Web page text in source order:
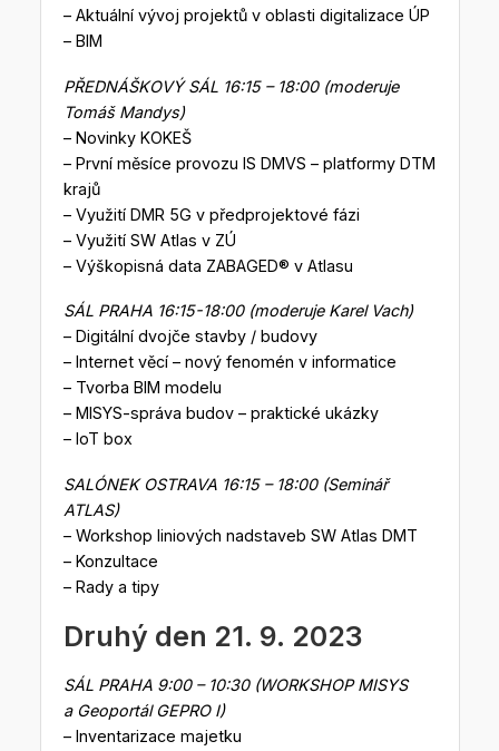
– Aktuální vývoj projektů v oblasti digitalizace ÚP
– BIM
PŘEDNÁŠKOVÝ SÁL 16:15 – 18:00 (moderuje
Tomáš Mandys)
– Novinky KOKEŠ
– První měsíce provozu IS DMVS – platformy DTM
krajů
– Využití DMR 5G v předprojektové fázi
– Využití SW Atlas v ZÚ
– Výškopisná data ZABAGED® v Atlasu
SÁL PRAHA 16:15-18:00 (moderuje Karel Vach)
– Digitální dvojče stavby / budovy
– Internet věcí – nový fenomén v informatice
– Tvorba BIM modelu
– MISYS-správa budov – praktické ukázky
– IoT box
SALÓNEK OSTRAVA 16:15 – 18:00 (Seminář
ATLAS)
– Workshop liniových nadstaveb SW Atlas DMT
– Konzultace
– Rady a tipy
Druhý den 21. 9. 2023
SÁL PRAHA 9:00 – 10:30 (WORKSHOP MISYS
a Geoportál GEPRO I)
– Inventarizace majetku